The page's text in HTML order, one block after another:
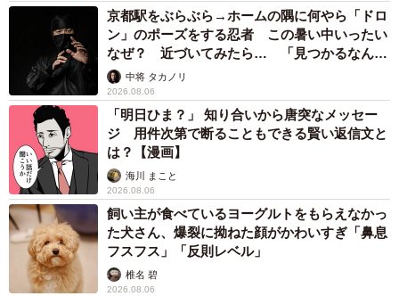
竹中 友一（RinToris）
2026.08.06
誰も求めていない職場の「謎マナー」、「過剰
な挨拶」や「お土産配り」を抑えた1位は？
やめられない理由は「周りの目」
まいどなデータ
2026.08.06
自転車通行可の歩道 電動キックボードで走行
中、小学生とあわや衝突！ 「歩道走行は道交
法違反でしょ」と指摘されました【弁護士が解
説】長澤 芳子
2026.08.06
タイの電車の中で見た優先席のマーク 子ど
も、妊娠、けが人、お年寄り… 一つだけ謎の